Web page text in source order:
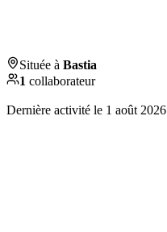
Située à Bastia
1 collaborateur
Dernière activité le 1 août 2026